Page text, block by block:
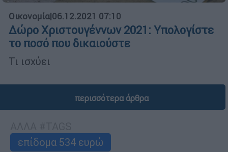
Οικονομία|06.12.2021 07:10
Δώρο Χριστουγέννων 2021: Υπολογίστε
το ποσό που δικαιούστε
Τι ισχύει
περισσότερα άρθρα
επίδομα 534 ευρώ